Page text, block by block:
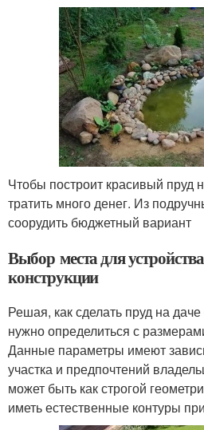
Чтобы построит красивый пруд
тратить много денег. Из
соорудить бюджетный вариант
Выбор места для
конструкции
Решая, как сделать пруд на
нужно определиться с
Данные параметры имеют
участка и предпочтений
может быть как строгой
иметь естественные контуры